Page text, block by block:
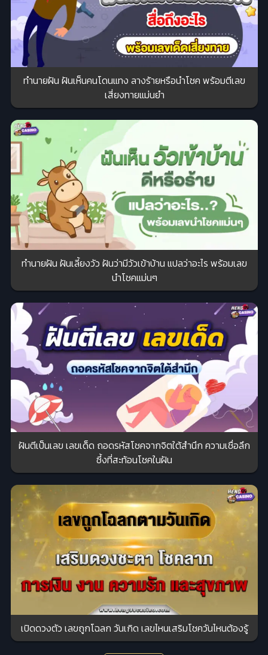
ทำนายฝัน ฝันเห็นคนโดนแทง ลางร้ายหรือนำโชค พร้อมตีเลข
เสี่ยงทายแม่นยำ
ทำนายฝัน ฝันเลี้ยงวัว ฝันว่ามีวัวเข้าบ้าน แปลว่าอะไร พร้อมเลข
นำโชคแม่นๆ
ฝันตีเป็นเลข เลขเด็ด ถอดรหัสโชคจากจิตใต้สำนึก ความเชื่อลึก
ซึ้งที่สะท้อนโชคในฝัน
เปิดดวงตัว เลขถูกโฉลก วันเกิด เลขไหนเสริมโชควันไหนต้องรู้